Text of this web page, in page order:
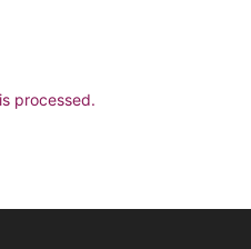
processed.